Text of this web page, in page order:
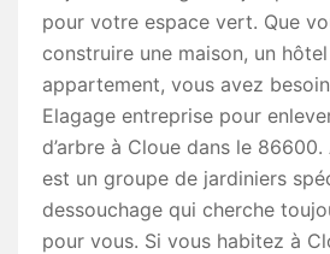
pour votre espace vert. Que
construire une maison, un
appartement, vous avez
Elagage entreprise pour
d’arbre à Cloue dans le
est un groupe de jardiniers
dessouchage qui cherche
pour vous. Si vous habitez à